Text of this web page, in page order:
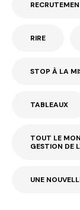
RIRE
STOP À LA
TABLEAUX
TOUT LE
GESTION DE
UNE